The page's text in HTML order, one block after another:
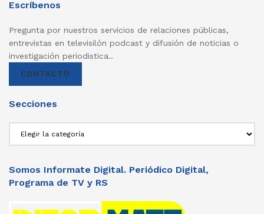
Escríbenos
Pregunta por nuestros servicios de relaciones públicas,
entrevistas en televisilón podcast y difusión de noticias o
investigación periodistica..
CONTACTO
Secciones
Somos Informate Digital. Periódico Digital,
Programa de TV y RS